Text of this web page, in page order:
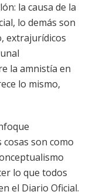
la causa de la
lo demás son
extrajurídicos
la amnistía en
lo mismo,
son como
lo que todos
el Diario Oficial.